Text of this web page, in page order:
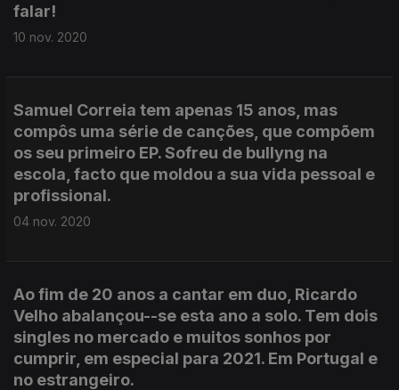
falar!
10 nov. 2020
Samuel Correia tem apenas 15 anos, mas
compôs uma série de canções, que compõem
os seu primeiro EP. Sofreu de bullyng na
escola, facto que moldou a sua vida pessoal e
profissional.
04 nov. 2020
Ao fim de 20 anos a cantar em duo, Ricardo
Velho abalançou--se esta ano a solo. Tem dois
singles no mercado e muitos sonhos por
cumprir, em especial para 2021. Em Portugal e
no estrangeiro.